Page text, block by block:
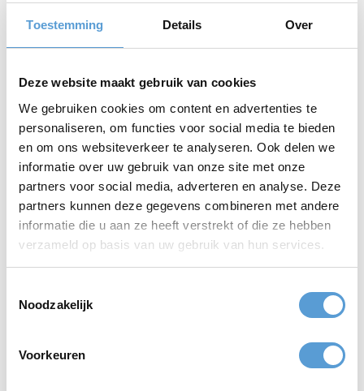
Toestemming Details Over
Deze website maakt gebruik van cookies
We gebruiken cookies om content en advertenties te
personaliseren, om functies voor social media te bieden
en om ons websiteverkeer te analyseren. Ook delen we
informatie over uw gebruik van onze site met onze
partners voor social media, adverteren en analyse. Deze
partners kunnen deze gegevens combineren met andere
informatie die u aan ze heeft verstrekt of die ze hebben
verzameld op basis van uw gebruik van hun services.
Noodzakelijk
Voorkeuren
cocktails we gaan maken. De hele workshop, inclusief het
consumeren van de cocktails, duurt ongeveer 1,5 uur.
Workshop cocktails shaken Extra's
worden uitgebreid of ingekort.
De cocktail workshop uitbreiden met een quiz.
1 cocktail maken p.p. origineel idee voor een welkomstborrel.
Voor groepen vanaf 20 personen. Bij aankomst hebben jullie de
keuze uit twee cocktails. Duur: half uur tot drie kwartier.
De workshop cocktail shaken combineren met een van onze
andere workshops! Bijvoorbeeld cocktail shaken combineren met
eenworkshop Salsa!
Meer informatie Workshop Cocktails met vriendinnen
vrijblijvend een offerte aan voor prijzen op maat. Kies Beleving
aan Zee voor de professionele organisatie en begeleiding van